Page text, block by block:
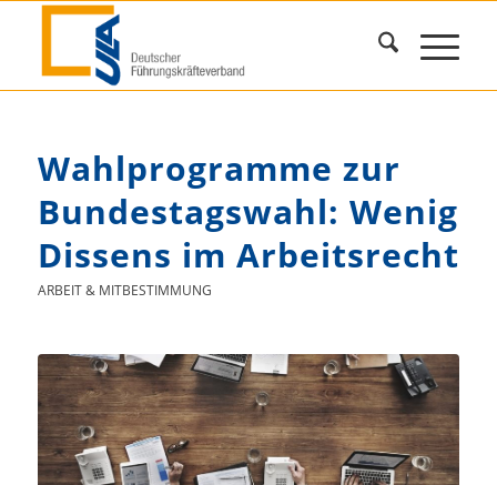
Wahlprogramme zur
Bundestagswahl: Wenig
Dissens im Arbeitsrecht
ARBEIT & MITBESTIMMUNG